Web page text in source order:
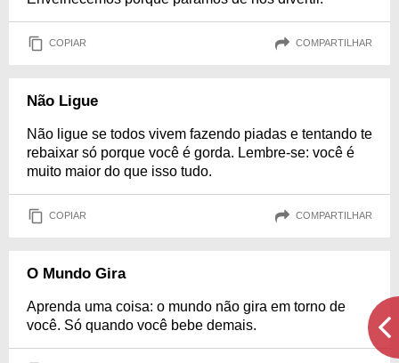
COPIAR COMPARTILHAR
Não Ligue
Não ligue se todos vivem fazendo piadas e tentando te
rebaixar só porque você é gorda. Lembre-se: você é
muito maior do que isso tudo.
COPIAR COMPARTILHAR
O Mundo Gira
Aprenda uma coisa: o mundo não gira em torno de
você. Só quando você bebe demais.